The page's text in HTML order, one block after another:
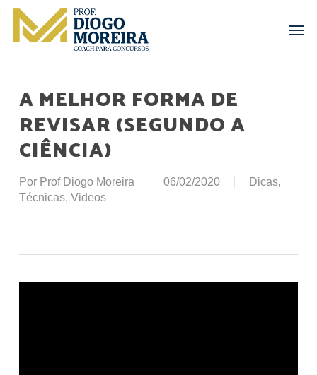
Skip
main
A MELHOR FORMA DE
REVISAR (SEGUNDO A
CIÊNCIA)
Por Prof Diogo Moreira 06/02/2020 Dicas,
Técnicas, Videos